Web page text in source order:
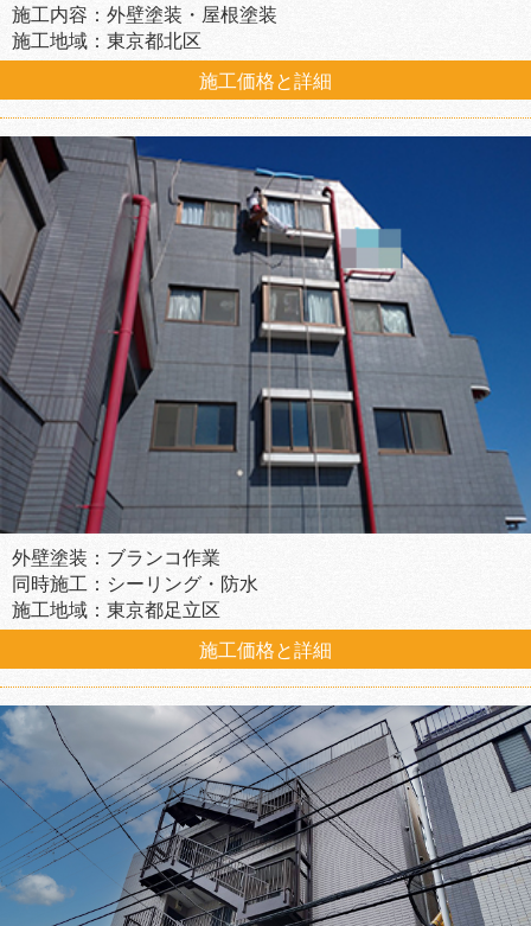
施工内容：外壁塗装・屋根塗装
施工地域：東京都北区
施工価格と詳細
外壁塗装：ブランコ作業
同時施工：シーリング・防水
施工地域：東京都足立区
施工価格と詳細